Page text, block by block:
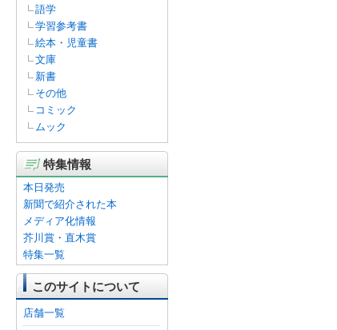
語学
学習参考書
絵本・児童書
文庫
新書
その他
コミック
ムック
特集情報
本日発売
新聞で紹介された本
メディア化情報
芥川賞・直木賞
特集一覧
このサイトについて
店舗一覧